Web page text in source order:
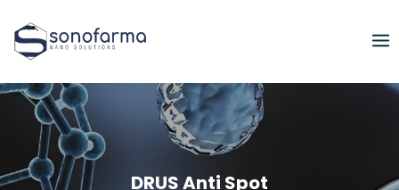
content
DRUS Anti Spot